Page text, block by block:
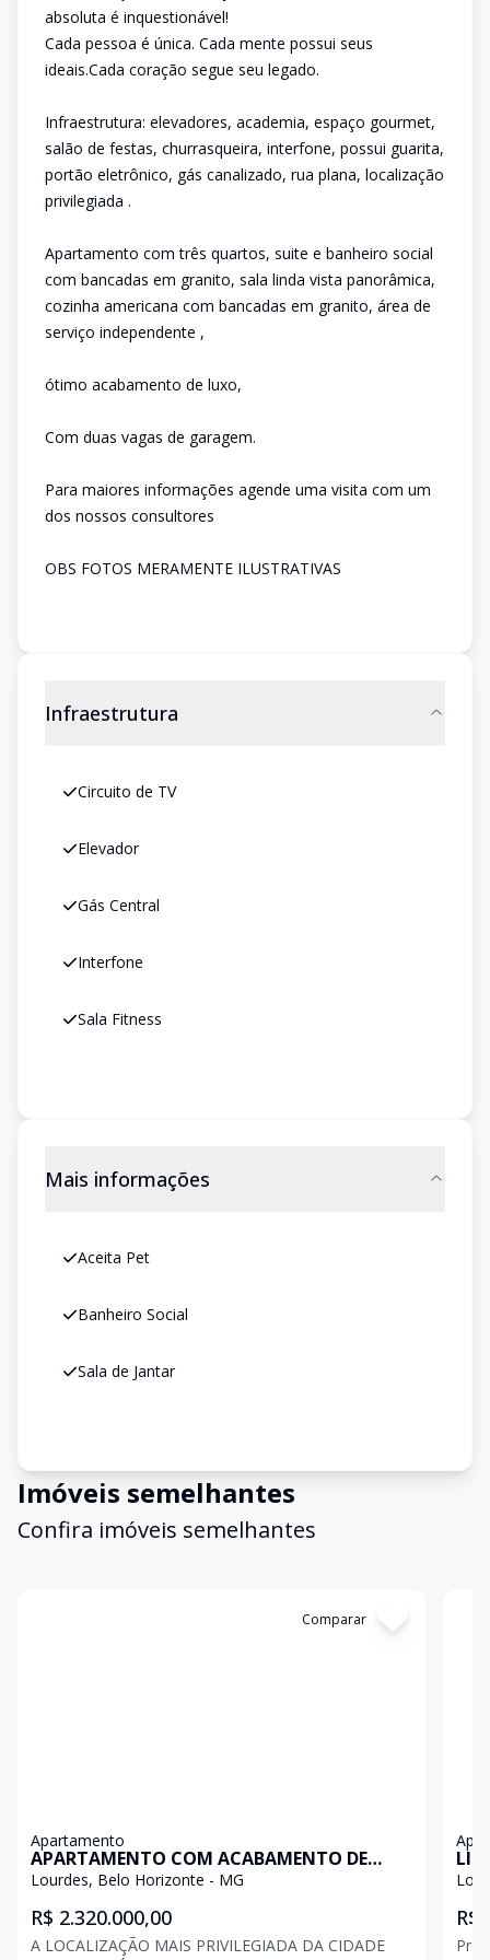
absoluta é inquestionável!
Cada pessoa é única. Cada mente possui seus
ideais.Cada coração segue seu legado.
Infraestrutura: elevadores, academia, espaço gourmet,
salão de festas, churrasqueira, interfone, possui guarita,
portão eletrônico, gás canalizado, rua plana, localização
privilegiada .
Apartamento com três quartos, suite e banheiro social
com bancadas em granito, sala linda vista panorâmica,
cozinha americana com bancadas em granito, área de
serviço independente ,
ótimo acabamento de luxo,
Com duas vagas de garagem.
Para maiores informações agende uma visita com um
dos nossos consultores
OBS FOTOS MERAMENTE ILUSTRATIVAS
Infraestrutura
Circuito de TV
Elevador
Gás Central
Interfone
Sala Fitness
Mais informações
Aceita Pet
Banheiro Social
Sala de Jantar
Imóveis semelhantes
Confira imóveis semelhantes
Comparar
Apartamento
APARTAMENTO COM ACABAMENTO DE
ALTO LUXO
Lourdes, Belo Horizonte - MG
R$ 2.320.000,00
A LOCALIZAÇÃO MAIS PRIVILEGIADA DA CIDADE
2
R$
Prédio 100%